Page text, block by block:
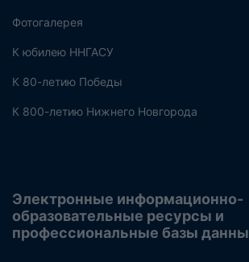
Фотогалерея
К юбилею ННГАСУ
К 80-летию Победы
К 800-летию Нижнего Новгорода
Электронные информационно-
образовательные ресурсы и
профессиональные базы